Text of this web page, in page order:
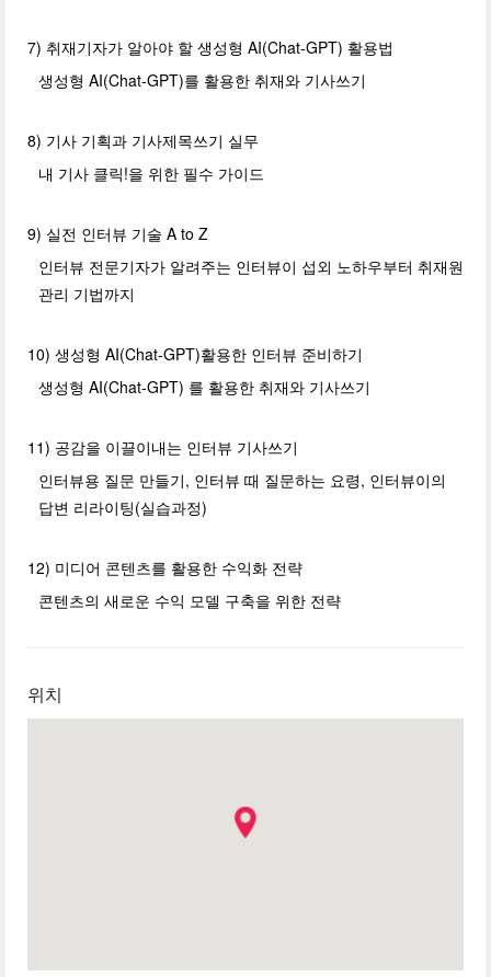
7) 취재기자가 알아야 할 생성형 AI(Chat-GPT) 활용법
생성형 AI(Chat-GPT)를 활용한 취재와 기사쓰기
8) 기사 기획과 기사제목쓰기 실무
내 기사 클릭!을 위한 필수 가이드
9) 실전 인터뷰 기술 A to Z
인터뷰 전문기자가 알려주는 인터뷰이 섭외 노하우부터 취재원
관리 기법까지
10) 생성형 AI(Chat-GPT)활용한 인터뷰 준비하기
생성형 AI(Chat-GPT) 를 활용한 취재와 기사쓰기
11) 공감을 이끌이내는 인터뷰 기사쓰기
인터뷰용 질문 만들기, 인터뷰 때 질문하는 요령, 인터뷰이의
답변 리라이팅(실습과정)
12) 미디어 콘텐츠를 활용한 수익화 전략
콘텐츠의 새로운 수익 모델 구축을 위한 전략
위치